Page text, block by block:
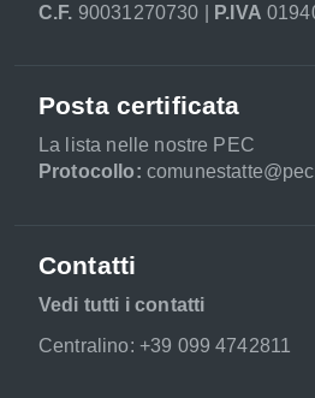
C.F. 90031270730 | P.IVA
Posta certificata
La lista nelle nostre PEC
Protocollo:
Contatti
Vedi tutti i contatti
Centralino: +39 099 4742811